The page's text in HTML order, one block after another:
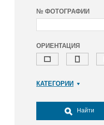
№ ФОТОГРАФИИ
ОРИЕНТАЦИЯ
КАТЕГОРИИ
Досуг, туризм и отдых
Культура
Найти